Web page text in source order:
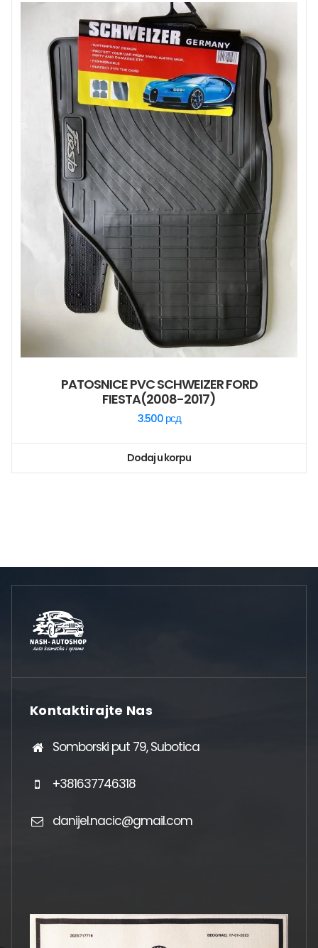
PATOSNICE PVC SCHWEIZER FORD
FIESTA(2008-2017)
3.500 рсд
Dodaj u korpu
Kontaktirajte Nas
Somborski put 79, Subotica
+381637746318
danijel.nacic@gmail.com